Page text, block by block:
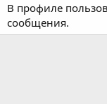
В профиле
сообщения.